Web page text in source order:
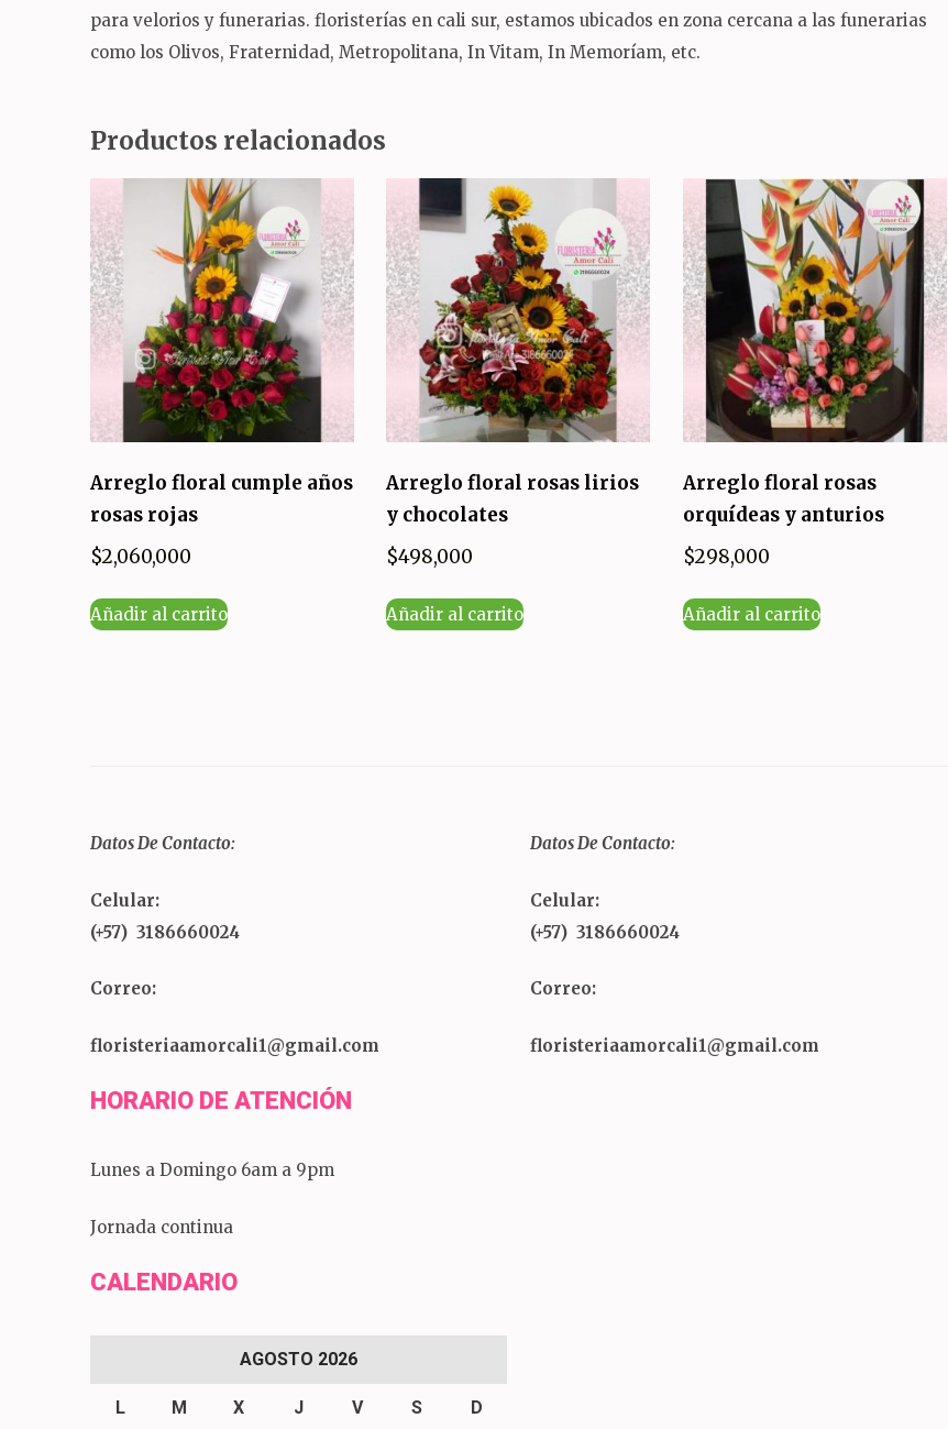
para velorios y funerarias. floristerías en cali sur, estamos ubicados en zona cercana a las funerarias
como los Olivos, Fraternidad, Metropolitana, In Vitam, In Memoríam, etc.
Productos relacionados
Arreglo floral cumple años
rosas rojas
$2,060,000
Añadir al carrito
Arreglo floral rosas lirios
y chocolates
$498,000
Añadir al carrito
Arreglo floral rosas
orquídeas y anturios
$298,000
Añadir al carrito
Datos De Contacto:
Celular:
(+57) 3186660024
Correo:
floristeriaamorcali1@gmail.com
HORARIO DE ATENCIÓN
Lunes a Domingo 6am a 9pm
Jornada continua
CALENDARIO
AGOSTO 2026
L M X J V S D
Datos De Contacto:
Celular:
(+57) 3186660024
Correo:
floristeriaamorcali1@gmail.com